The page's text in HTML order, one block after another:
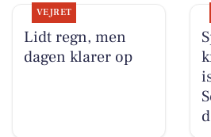
VEJRET
Lidt regn, men
dagen klarer op